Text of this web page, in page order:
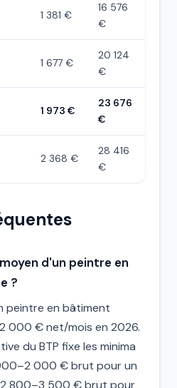
1 381 €
16 576
€
1 677 €
20 124
€
1 973 €
23 676
€
2 368 €
28 416
€
d'un peintre en
?
peintre en bâtiment
000 € net/mois en 2026.
du BTP fixe les minima
000 € brut pour un
2 800–3 500 € brut pour